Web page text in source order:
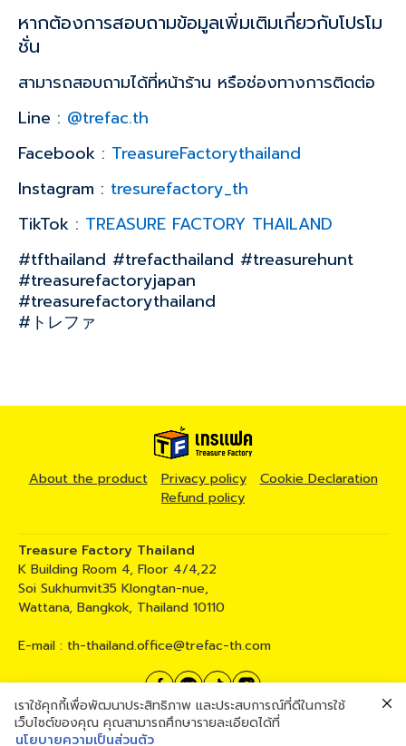
หากต้องการสอบถามข้อมูลเพิ่มเติมเกี่ยวกับโปรโม
ชั่น
สามารถสอบถามได้ที่หน้าร้าน หรือช่องทางการติดต่อ
Line : @trefac.th
Facebook : TreasureFactorythailand
Instagram : tresurefactory_th
TikTok : TREASURE FACTORY THAILAND
#tfthailand #trefacthailand #treasurehunt
#treasurefactoryjapan
#treasurefactorythailand
#トレファ
About the product Privacy policy
Cookie Declaration
Refund policy
Treasure Factory Thailand
K Building Room 4, Floor 4/4,22
Soi Sukhumvit35 Klongtan-nue,
Wattana, Bangkok, Thailand 10110
E-mail : th-thailand.office@trefac-th.com
02 258 5317
เราใช้คุกกี้เพื่อพัฒนาประสิทธิภาพ และประสบการณ์ที่ดีในการใช้
เว็บไซต์ของคุณ คุณสามารถศึกษารายละเอียดได้ที่
นโยบายความเป็นส่วนตัว